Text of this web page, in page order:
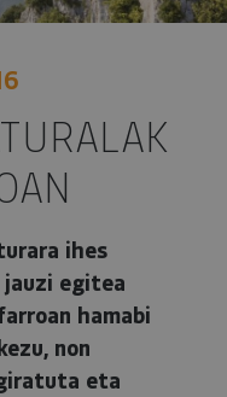
ihes
egitea
hamabi
non
eta